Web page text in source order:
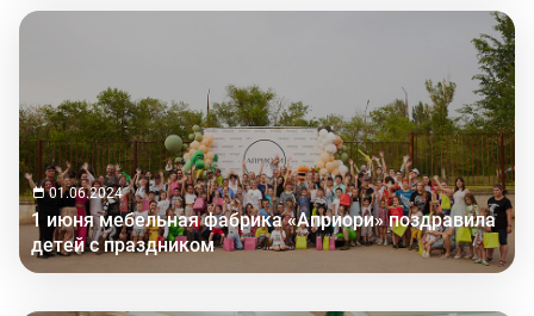
01.06.2024
1 июня мебельная фабрика «Априори» поздравила
детей с праздником